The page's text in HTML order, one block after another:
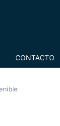
CONTACTO